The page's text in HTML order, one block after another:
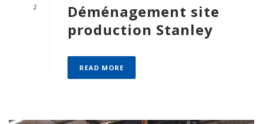
2
Déménagement site
production Stanley
READ MORE